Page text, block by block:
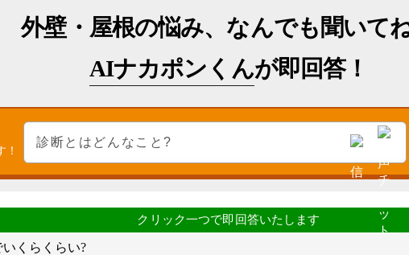
外壁・屋根の悩み、なんでも聞いて
AIナカポンくんが即回答！
くらくらい?